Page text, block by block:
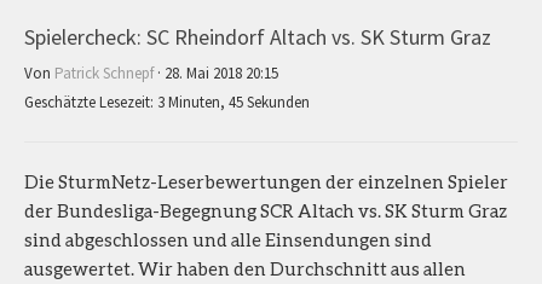
Spielercheck: SC Rheindorf Altach vs. SK Sturm Graz
Von Patrick Schnepf· 28. Mai 2018 20:15
Geschätzte Lesezeit: 3 Minuten, 45 Sekunden
Die SturmNetz-Leserbewertungen der einzelnen Spieler
der Bundesliga-Begegnung SCR Altach vs. SK Sturm Graz
sind abgeschlossen und alle Einsendungen sind
ausgewertet. Wir haben den Durchschnitt aus allen